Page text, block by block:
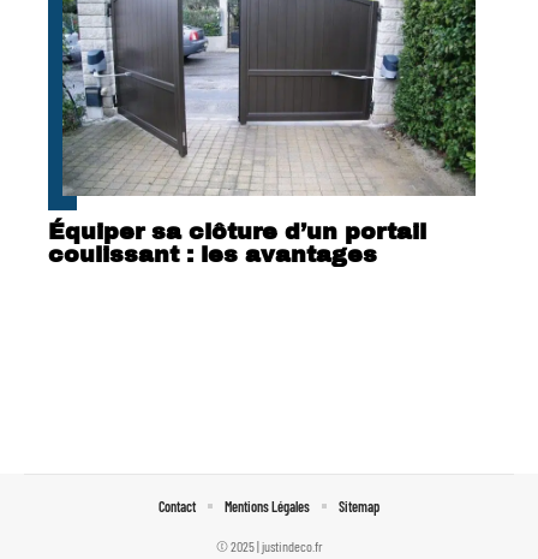
Équiper sa clôture d’un portail
coulissant : les avantages
© 2025 | justindeco.fr
Contact Mentions Légales Sitemap